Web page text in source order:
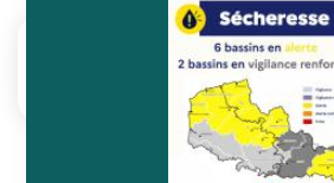
pp2cvclub@orange.fr